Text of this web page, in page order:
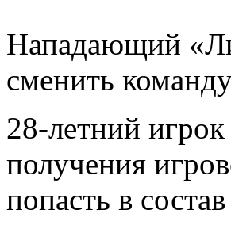
Нападающий
сменить
28-летний
получения
попасть в